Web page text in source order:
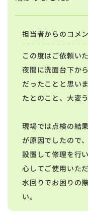
担当者からのコメ
この度はご依頼い
夜間に洗面台下か
だったことと思い
たとのこと、大変
現場では点検の結
が原因でしたので
設置して修理を行
心してご使用いた
水回りでお困りの
い。